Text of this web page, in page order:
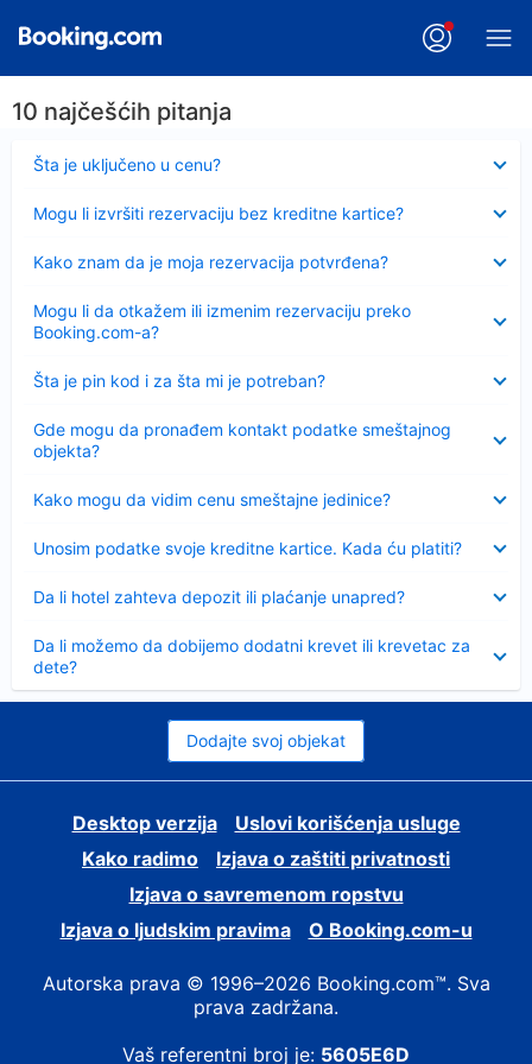
10 najčešćih pitanja
Šta je uključeno u cenu?
Sažeto
Mogu li izvršiti rezervaciju bez kreditne kartice?
Kako znam da je moja rezervacija potvrđena?
Mogu li da otkažem ili izmenim rezervaciju preko
Booking.com-a?
Šta je pin kod i za šta mi je potreban?
Sažeto
Gde mogu da pronađem kontakt podatke smeštajnog
objekta?
Kako mogu da vidim cenu smeštajne jedinice?
Unosim podatke svoje kreditne kartice. Kada ću platiti?
Da li hotel zahteva depozit ili plaćanje unapred?
Da li možemo da dobijemo dodatni krevet ili krevetac za
dete?
Dodajte svoj objekat
Desktop verzija
Uslovi korišćenja usluge
Kako radimo
Izjava o zaštiti privatnosti
Izjava o savremenom ropstvu
Izjava o ljudskim pravima
О Booking.com-u
Autorska prava © 1996–2026 Booking.com™. Sva
prava zadržana.
Vaš referentni broj je: 5605E6D